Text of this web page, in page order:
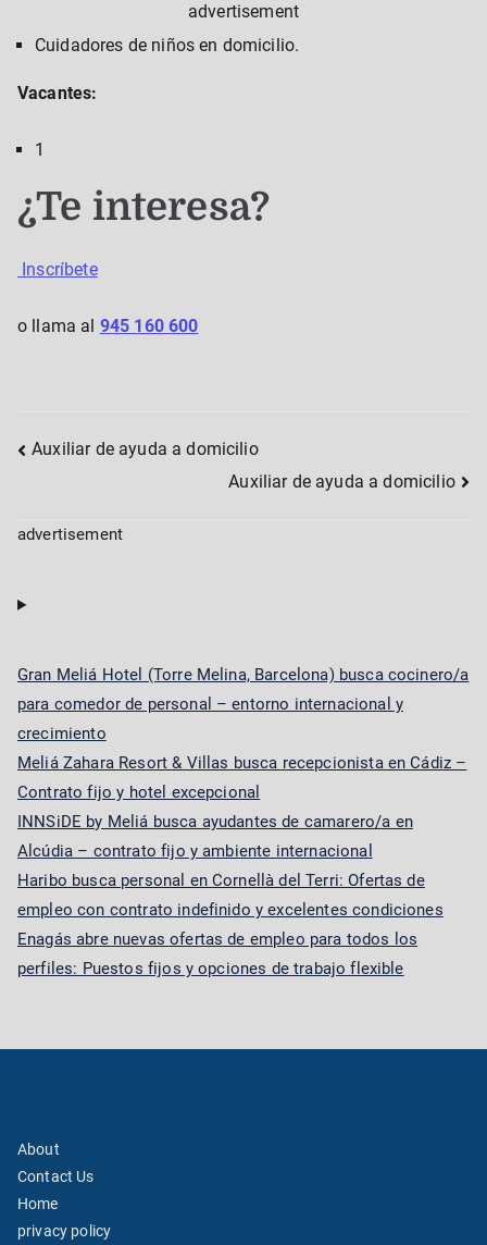
advertisement
Cuidadores de niños en domicilio.
Vacantes:
1
¿Te interesa?
Inscríbete
o llama al 945 160 600
Post
Auxiliar de ayuda a domicilio
Auxiliar de ayuda a domicilio
advertisement
Gran Meliá Hotel (Torre Melina, Barcelona) busca cocinero/a
para comedor de personal – entorno internacional y
crecimiento
Meliá Zahara Resort & Villas busca recepcionista en Cádiz –
Contrato fijo y hotel excepcional
INNSiDE by Meliá busca ayudantes de camarero/a en
Alcúdia – contrato fijo y ambiente internacional
Haribo busca personal en Cornellà del Terri: Ofertas de
empleo con contrato indefinido y excelentes condiciones
Enagás abre nuevas ofertas de empleo para todos los
perfiles: Puestos fijos y opciones de trabajo flexible
About
Contact Us
Home
privacy policy